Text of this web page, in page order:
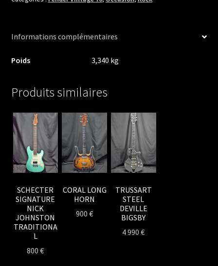
Informations complémentaires
Poids 3,340 kg
Produits similaires
SCHECTER
SIGNATURE
NICK
JOHNSTON
TRADITIONA
L
800€
CORAL LONG
HORN
900€
TRUSSART
STEEL
DEVILLE
BIGSBY
4 990€